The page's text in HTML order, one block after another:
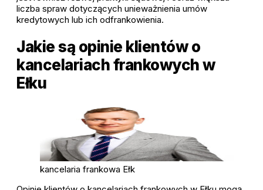
liczba spraw dotyczących unieważnienia umów
kredytowych lub ich odfrankowienia.
Jakie są opinie klientów o
kancelariach frankowych w
Ełku
kancelaria frankowa Ełk